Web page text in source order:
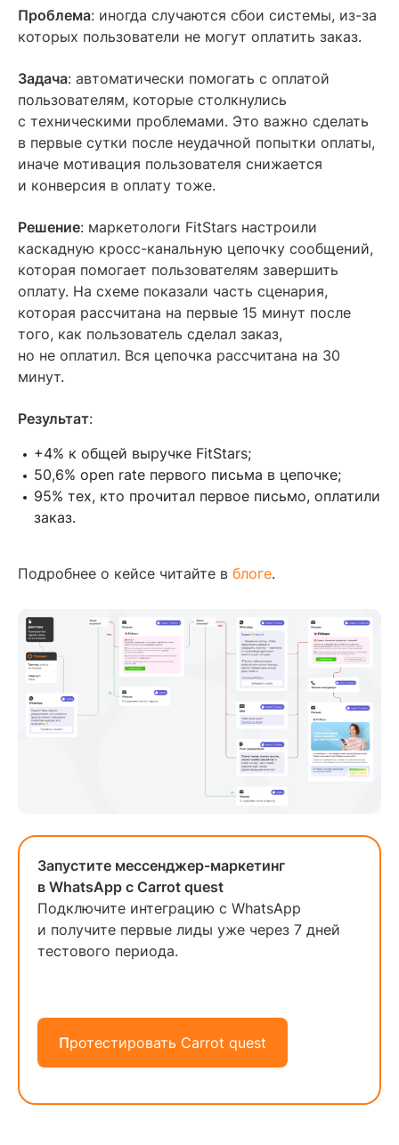
Проблема: иногда случаются сбои системы, из-за
которых пользователи не могут оплатить заказ.
Задача: автоматически помогать с оплатой
пользователям, которые столкнулись
с техническими проблемами. Это важно сделать
в первые сутки после неудачной попытки оплаты,
иначе мотивация пользователя снижается
и конверсия в оплату тоже.
Решение: маркетологи FitStars настроили
каскадную кросс-канальную цепочку сообщений,
которая помогает пользователям завершить
оплату. На схеме показали часть сценария,
которая рассчитана на первые 15 минут после
того, как пользователь сделал заказ,
но не оплатил. Вся цепочка рассчитана на 30
минут.
Результат:
+4% к общей выручке FitStars;
50,6% open rate первого письма в цепочке;
95% тех, кто прочитал первое письмо, оплатили
заказ.
Подробнее о кейсе читайте в блоге.
Запустите мессенджер-маркетинг
в WhatsApp с Carrot quest
Подключите интеграцию с WhatsApp
и получите первые лиды уже через 7 дней
тестового периода.
Протестировать Carrot quest